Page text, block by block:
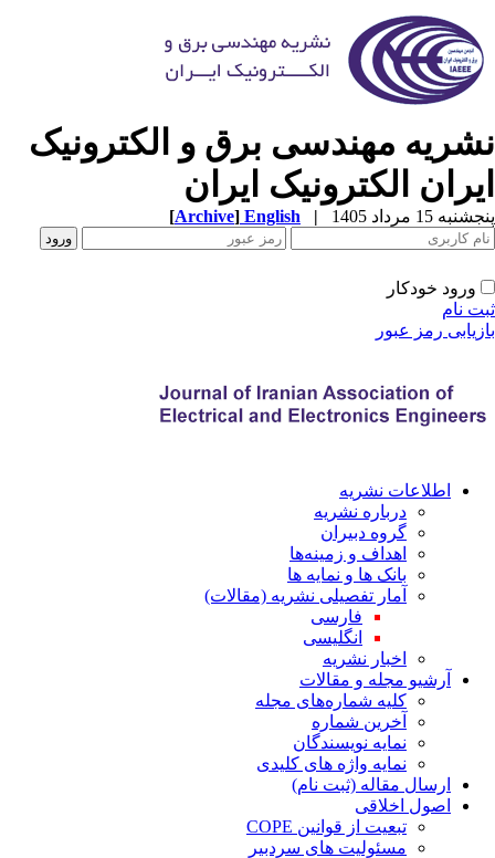
مهندسی برق و الکترونیک
الکترونیک ایران
15 مرداد 1405 |
English
[Archive]
ورود خودکار
نام
رمز عبور
اطلاعات نشریه
درباره نشریه
گروه دبیران
اهداف و زمینه‌ها
بانک ها و نمایه ها
آمار تفصیلی نشریه (مقالات)
فارسی
انگلیسی
اخبار نشریه
آرشیو مجله و مقالات
کلیه شماره‌های مجله
آخرین شماره
نمایه نویسندگان
نمایه واژه های کلیدی
ارسال مقاله (ثبت نام)
اصول اخلاقی
تبعیت از قوانین COPE
مسئولیت های سردبیر